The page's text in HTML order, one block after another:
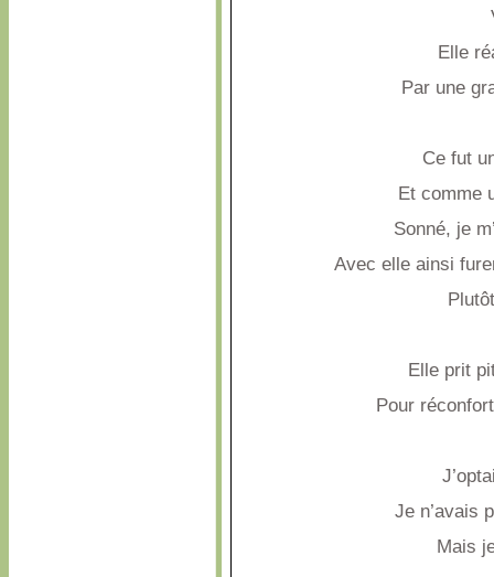
Elle
Par une
Ce fut
Et comme
Sonné, je
Avec elle ainsi
Elle prit
Pour
Je n’avais
Mais